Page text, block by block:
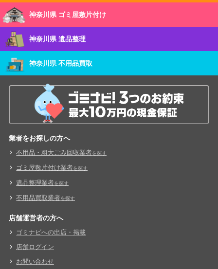
神奈川県 ゴミ屋敷片付け
神奈川県 遺品整理
神奈川県 不用品買取
業者をお探しの方へ
不用品・粗大ごみ回収業者を探す
ゴミ屋敷片付け業者を探す
遺品整理業者を探す
不用品買取業者を探す
店舗運営者の方へ
ゴミナビへの出店・掲載
店舗ログイン
お問い合わせ